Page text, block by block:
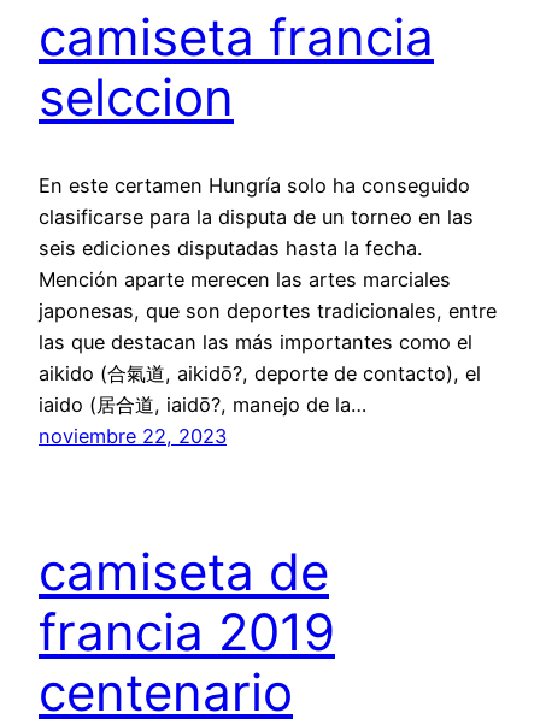
camiseta francia
selccion
En este certamen Hungría solo ha conseguido
clasificarse para la disputa de un torneo en las
seis ediciones disputadas hasta la fecha.
Mención aparte merecen las artes marciales
japonesas, que son deportes tradicionales, entre
las que destacan las más importantes como el
aikido (合氣道, aikidō?, deporte de contacto), el
iaido (居合道, iaidō?, manejo de la…
noviembre 22, 2023
camiseta de
francia 2019
centenario